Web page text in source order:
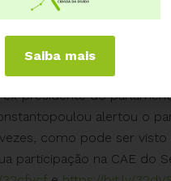
financeira da chamada
de Créditos
à que quebrou a Grécia
que deram garantias a
ex-presidente do
alertou o
como pode ser visto
participação na CAE do
Saiba mais